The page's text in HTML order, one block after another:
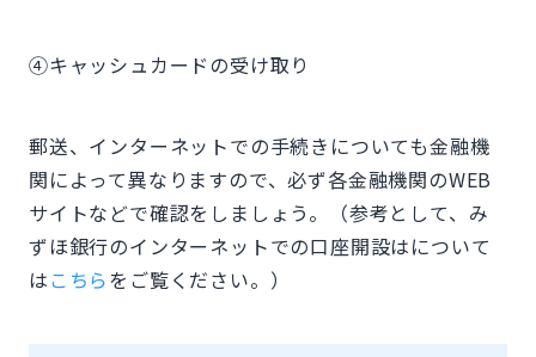
④キャッシュカードの受け取り
郵送、インターネットでの手続きについても金融機
関によって異なりますので、必ず各金融機関のWEB
サイトなどで確認をしましょう。（参考として、み
ずほ銀行のインターネットでの口座開設はについて
は こちらをご覧ください。）